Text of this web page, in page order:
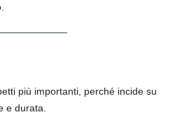
più importanti, perché incide su
e durata.